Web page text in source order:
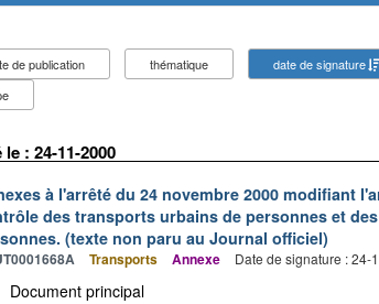
de publication thématique
date de signature
: 24-11-2000
à l'arrêté du 24 novembre 2000 modifiant
des transports urbains de personnes et
(texte non paru au Journal officiel)
Transports Annexe Date de signature : 24-
Document principal